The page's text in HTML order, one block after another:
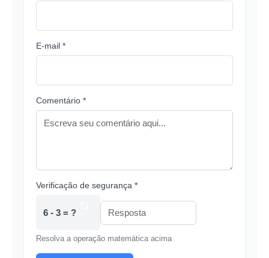
E-mail *
Comentário *
Verificação de segurança *
6 - 3 = ?
Resolva a operação matemática acima